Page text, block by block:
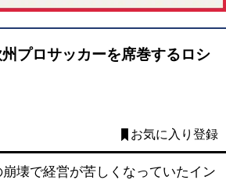
プロサッカーを席巻するロシ
お気に入り登録
壊で経営が苦しくなっていたイン